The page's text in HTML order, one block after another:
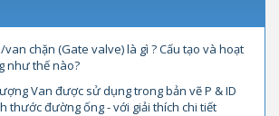
chặn (Gate valve) là gì ? Cấu tạo và hoạt
như thế nào?
Van được sử dụng trong bản vẽ P & ID
thước đường ống - với giải thích chi tiết